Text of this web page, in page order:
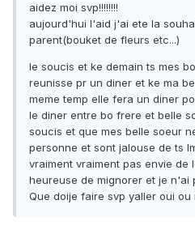
aidez moi svp!!!!!!!!
aujourd'hui l'aid j'ai ete la
parent(bouket de fleurs etc...)
le soucis et ke demain ts mes
reunisse pr un diner et ke ma
meme temp elle fera un diner
le diner entre bo frere et belle
soucis et que mes belle soeur
personne et sont jalouse de ts
vraiment vraiment pas envie de
heureuse de mignorer et je n'ai
Que doije faire svp yaller oui ou